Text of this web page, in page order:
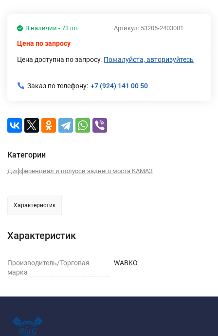
Артикул: 53205-2403081
В наличии - 73 шт.
Цена по запросу
Цена доступна по запросу. Пожалуйста, авторизуйтесь
Заказ по телефону: +7 (924) 141 00 50
Категории
Дифференциал и полуоси заднего моста КАМАЗ
Характеристик
Характеристик
Производитель/Торговая
марка
WABKO